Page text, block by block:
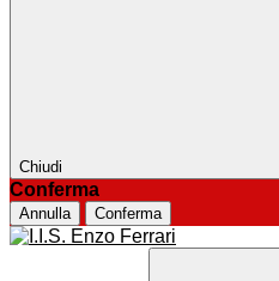
Chiudi
Conferma
Annulla Conferma